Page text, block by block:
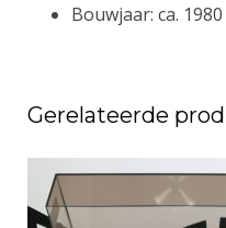
Bouwjaar: ca. 1980
Gerelateerde